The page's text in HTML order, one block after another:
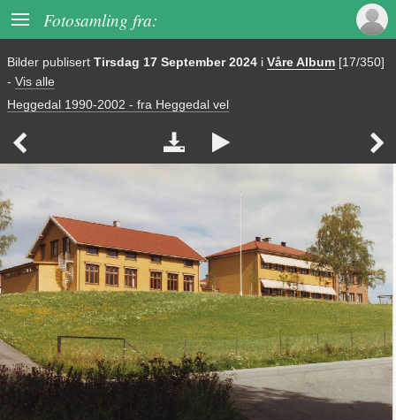
 Fotosamling fra:
Bilder publisert Tirsdag 17 September 2024 i Våre Album [17/350]
- Vis alle
Heggedal 1990-2002 - fra Heggedal vel
   